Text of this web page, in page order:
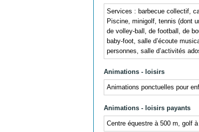
Services : barbecue collectif,
Piscine, minigolf, tennis (dont
de volley-ball, de football, de
baby-foot, salle d’écoute
personnes, salle d’activités
Animations - loisirs
Animations ponctuelles pour
Animations - loisirs payants
Centre équestre à 500 m, golf